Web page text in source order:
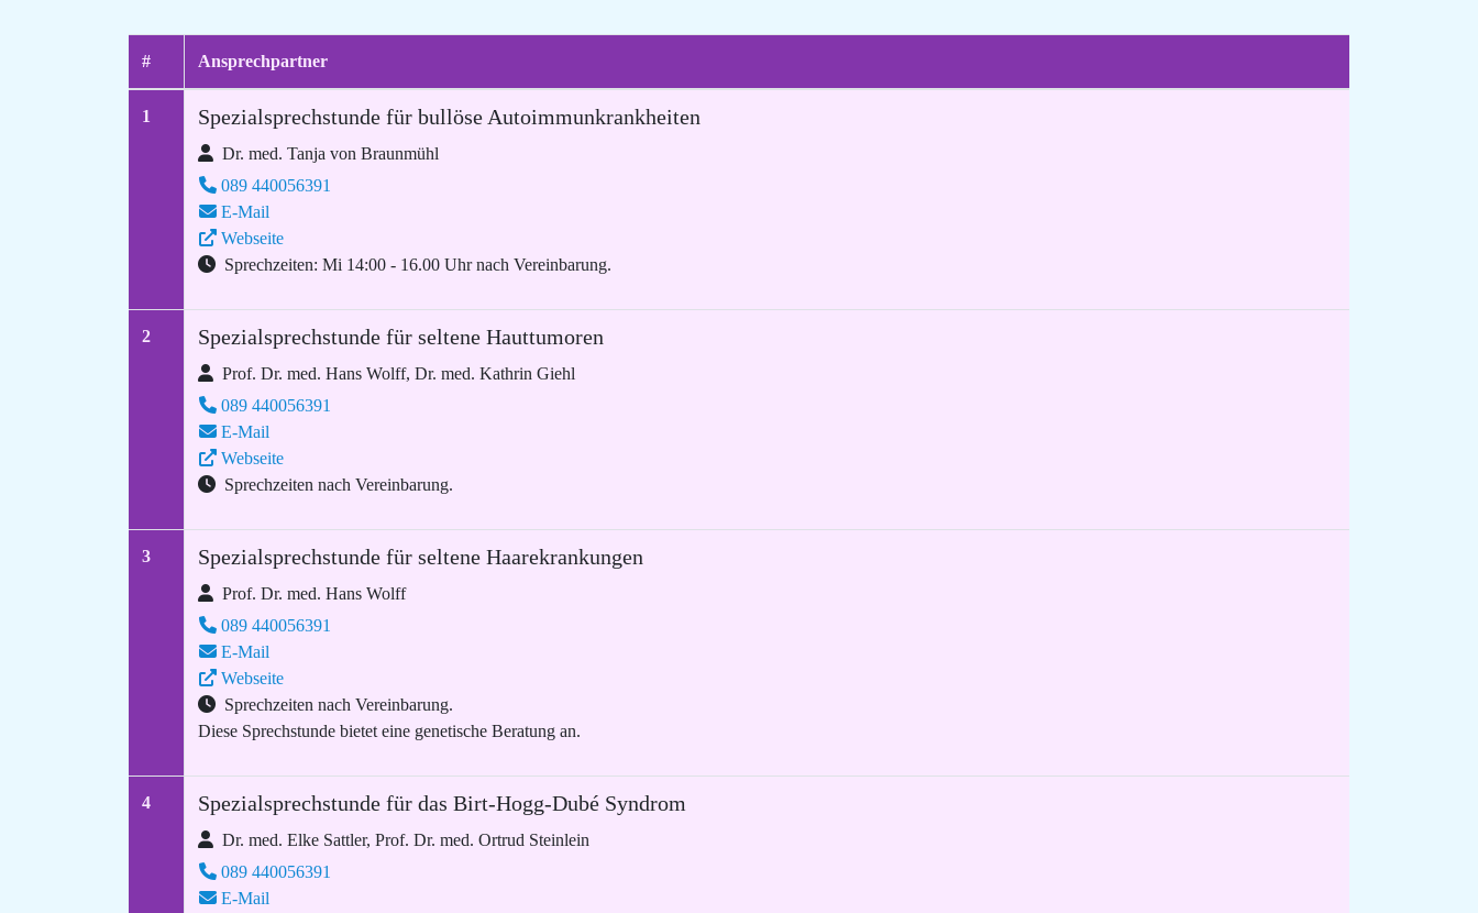
# Ansprechpartner
1 Spezialsprechstunde für bullöse Autoimmunkrankheiten
Dr. med. Tanja von Braunmühl
089 440056391
E-Mail
Webseite
Sprechzeiten: Mi 14:00 - 16.00 Uhr nach Vereinbarung.
2 Spezialsprechstunde für seltene Hauttumoren
Prof. Dr. med. Hans Wolff, Dr. med. Kathrin Giehl
089 440056391
E-Mail
Webseite
Sprechzeiten nach Vereinbarung.
3 Spezialsprechstunde für seltene Haarekrankungen
Prof. Dr. med. Hans Wolff
089 440056391
E-Mail
Webseite
Sprechzeiten nach Vereinbarung.
Diese Sprechstunde bietet eine genetische Beratung an.
4 Spezialsprechstunde für das Birt-Hogg-Dubé Syndrom
Dr. med. Elke Sattler, Prof. Dr. med. Ortrud Steinlein
089 440056391
E-Mail